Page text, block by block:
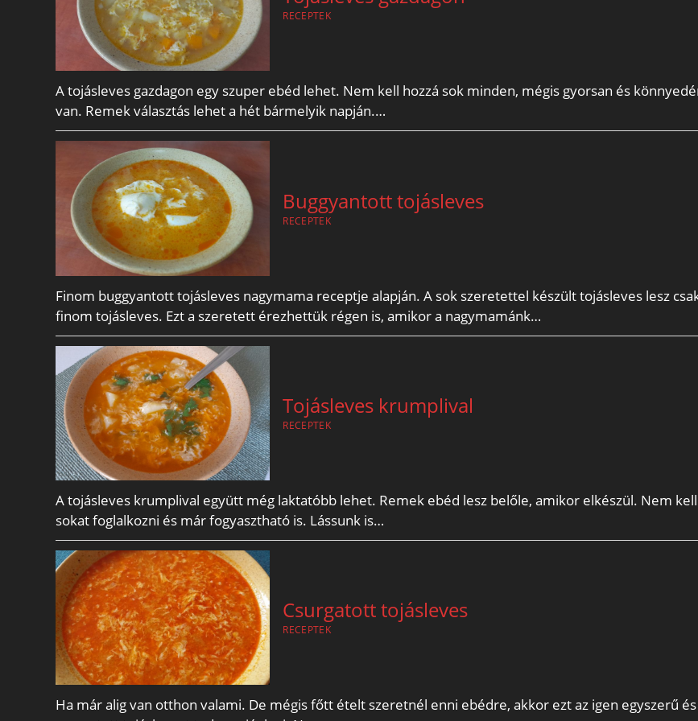
RECEPTEK
A tojásleves gazdagon egy szuper ebéd lehet. Nem kell hozzá sok minden, mégis gyorsan és
van. Remek választás lehet a hét bármelyik napján.…
Buggyantott tojásleves
RECEPTEK
Finom buggyantott tojásleves nagymama receptje alapján. A sok szeretettel készült tojásleves lesz
finom tojásleves. Ezt a szeretett érezhettük régen is, amikor a nagymamánk…
Tojásleves krumplival
RECEPTEK
A tojásleves krumplival együtt még laktatóbb lehet. Remek ebéd lesz belőle, amikor elkészül. Nem
sokat foglalkozni és már fogyasztható is. Lássunk is…
Csurgatott tojásleves
RECEPTEK
Ha már alig van otthon valami. De mégis főtt ételt szeretnél enni ebédre, akkor ezt az igen egyszerű